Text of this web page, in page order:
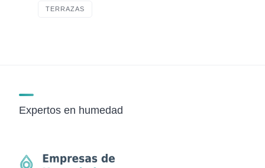
TERRAZAS
Expertos en humedad